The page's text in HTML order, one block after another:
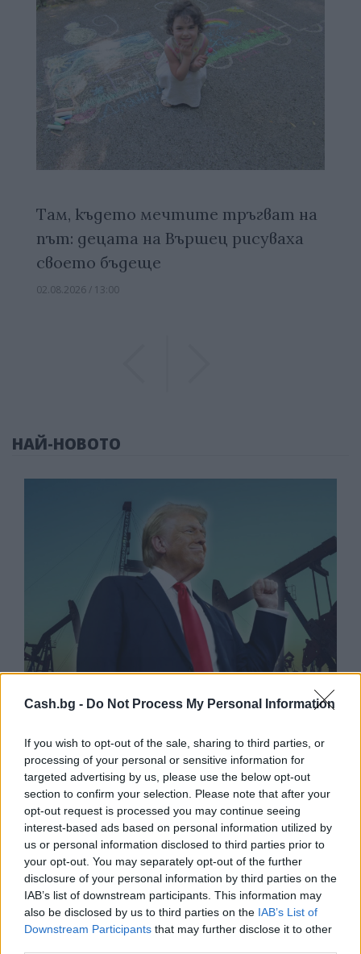
Cash.bg - Do Not Process My Personal Information
If you wish to opt-out of the sale, sharing to third parties, or
processing of your personal or sensitive information for
targeted advertising by us, please use the below opt-out
section to confirm your selection. Please note that after your
opt-out request is processed you may continue seeing
interest-based ads based on personal information utilized by
us or personal information disclosed to third parties prior to
your opt-out. You may separately opt-out of the further
disclosure of your personal information by third parties on the
IAB’s list of downstream participants. This information may
also be disclosed by us to third parties on the IAB’s List of
Downstream Participants that may further disclose it to other
Там, където мечтите тръгват на
път: децата на Вършец рисуваха
своето бъдеще
02.08.2026 / 13:00
НАЙ-НОВОТО
възобновяема енергия в САЩ
07.08.2026 / 18:00